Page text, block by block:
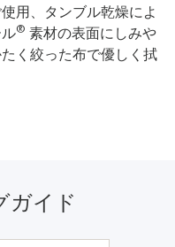
用、タンブル乾燥によ
® 素材の表面にしみや
く絞った布で優しく拭
ガイド